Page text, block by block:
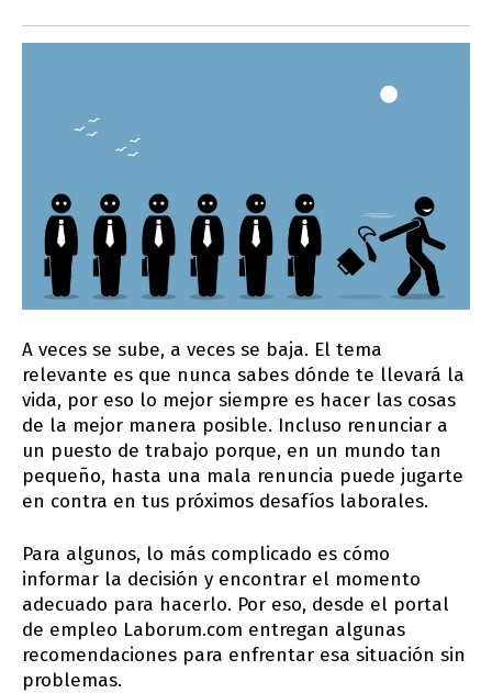
A veces se sube, a veces se baja. El tema
relevante es que nunca sabes dónde te llevará la
vida, por eso lo mejor siempre es hacer las cosas
de la mejor manera posible. Incluso renunciar a
un puesto de trabajo porque, en un mundo tan
pequeño, hasta una mala renuncia puede jugarte
en contra en tus próximos desafíos laborales.
Para algunos, lo más complicado es cómo
informar la decisión y encontrar el momento
adecuado para hacerlo. Por eso, desde el portal
de empleo Laborum.com entregan algunas
recomendaciones para enfrentar esa situación sin
problemas.